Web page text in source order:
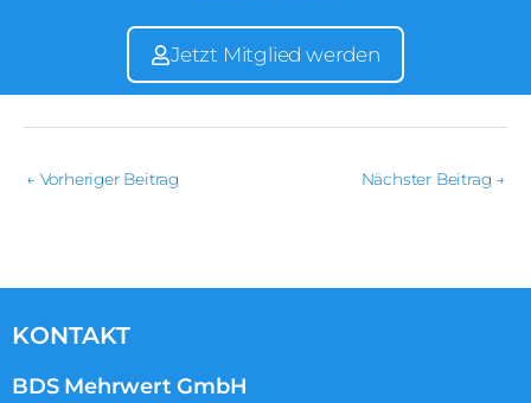
Jetzt Mitglied werden
← Vorheriger Beitrag Nächster Beitrag →
KONTAKT
BDS Mehrwert GmbH